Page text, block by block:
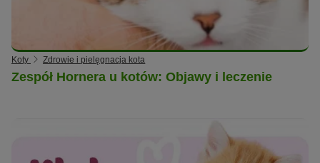
Koty Zdrowie i pielęgnacja kota
Zespół Hornera u kotów: Objawy i leczenie